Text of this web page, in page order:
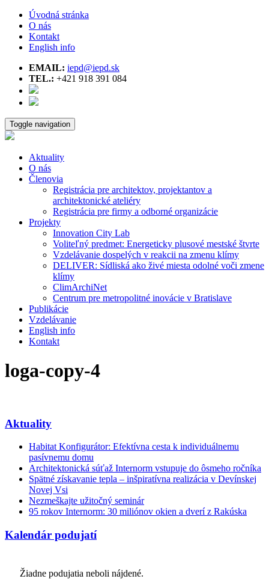
Úvodná stránka
O nás
Kontakt
English info
EMAIL: iepd@iepd.sk
TEL.: +421 918 391 084
Toggle navigation
Aktuality
O nás
Členovia
Registrácia pre architektov, projektantov a
architektonické ateliéry
Registrácia pre firmy a odborné organizácie
Projekty
Innovation City Lab
Voliteľný predmet: Energeticky plusové mestské štvrte
Vzdelávanie dospelých v reakcii na zmenu klímy
DELIVER: Sídliská ako živé miesta odolné voči zmene
klímy
ClimArchiNet
Centrum pre metropolitné inovácie v Bratislave
Publikácie
Vzdelávanie
English info
Kontakt
loga-copy-4
Aktuality
Habitat Konfigurátor: Efektívna cesta k individuálnemu
pasívnemu domu
Architektonická súťaž Internorm vstupuje do ôsmeho ročníka
Spätné získavanie tepla – inšpiratívna realizácia v Devínskej
Novej Vsi
Nezmeškajte užitočný seminár
95 rokov Internorm: 30 miliónov okien a dverí z Rakúska
Kalendár podujatí
Žiadne podujatia neboli nájdené.